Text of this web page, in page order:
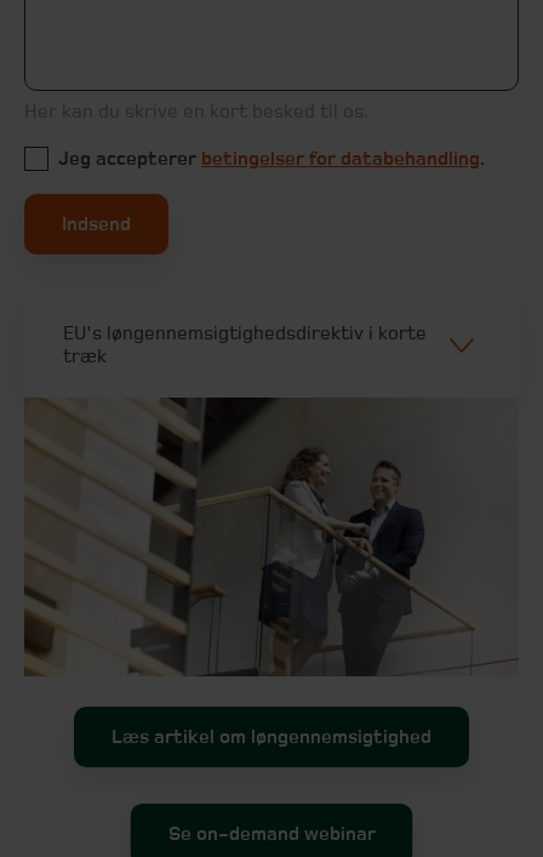
Her kan du skrive en kort besked til os.
Jeg accepterer betingelser for databehandling.
Indsend
EU's løngennemsigtighedsdirektiv i korte
træk
Læs artikel om løngennemsigtighed
Se on-demand webinar